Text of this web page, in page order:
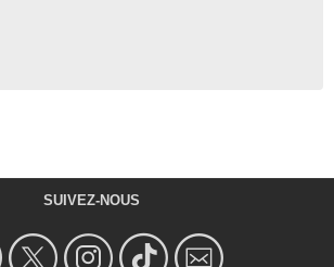
SUIVEZ-NOUS